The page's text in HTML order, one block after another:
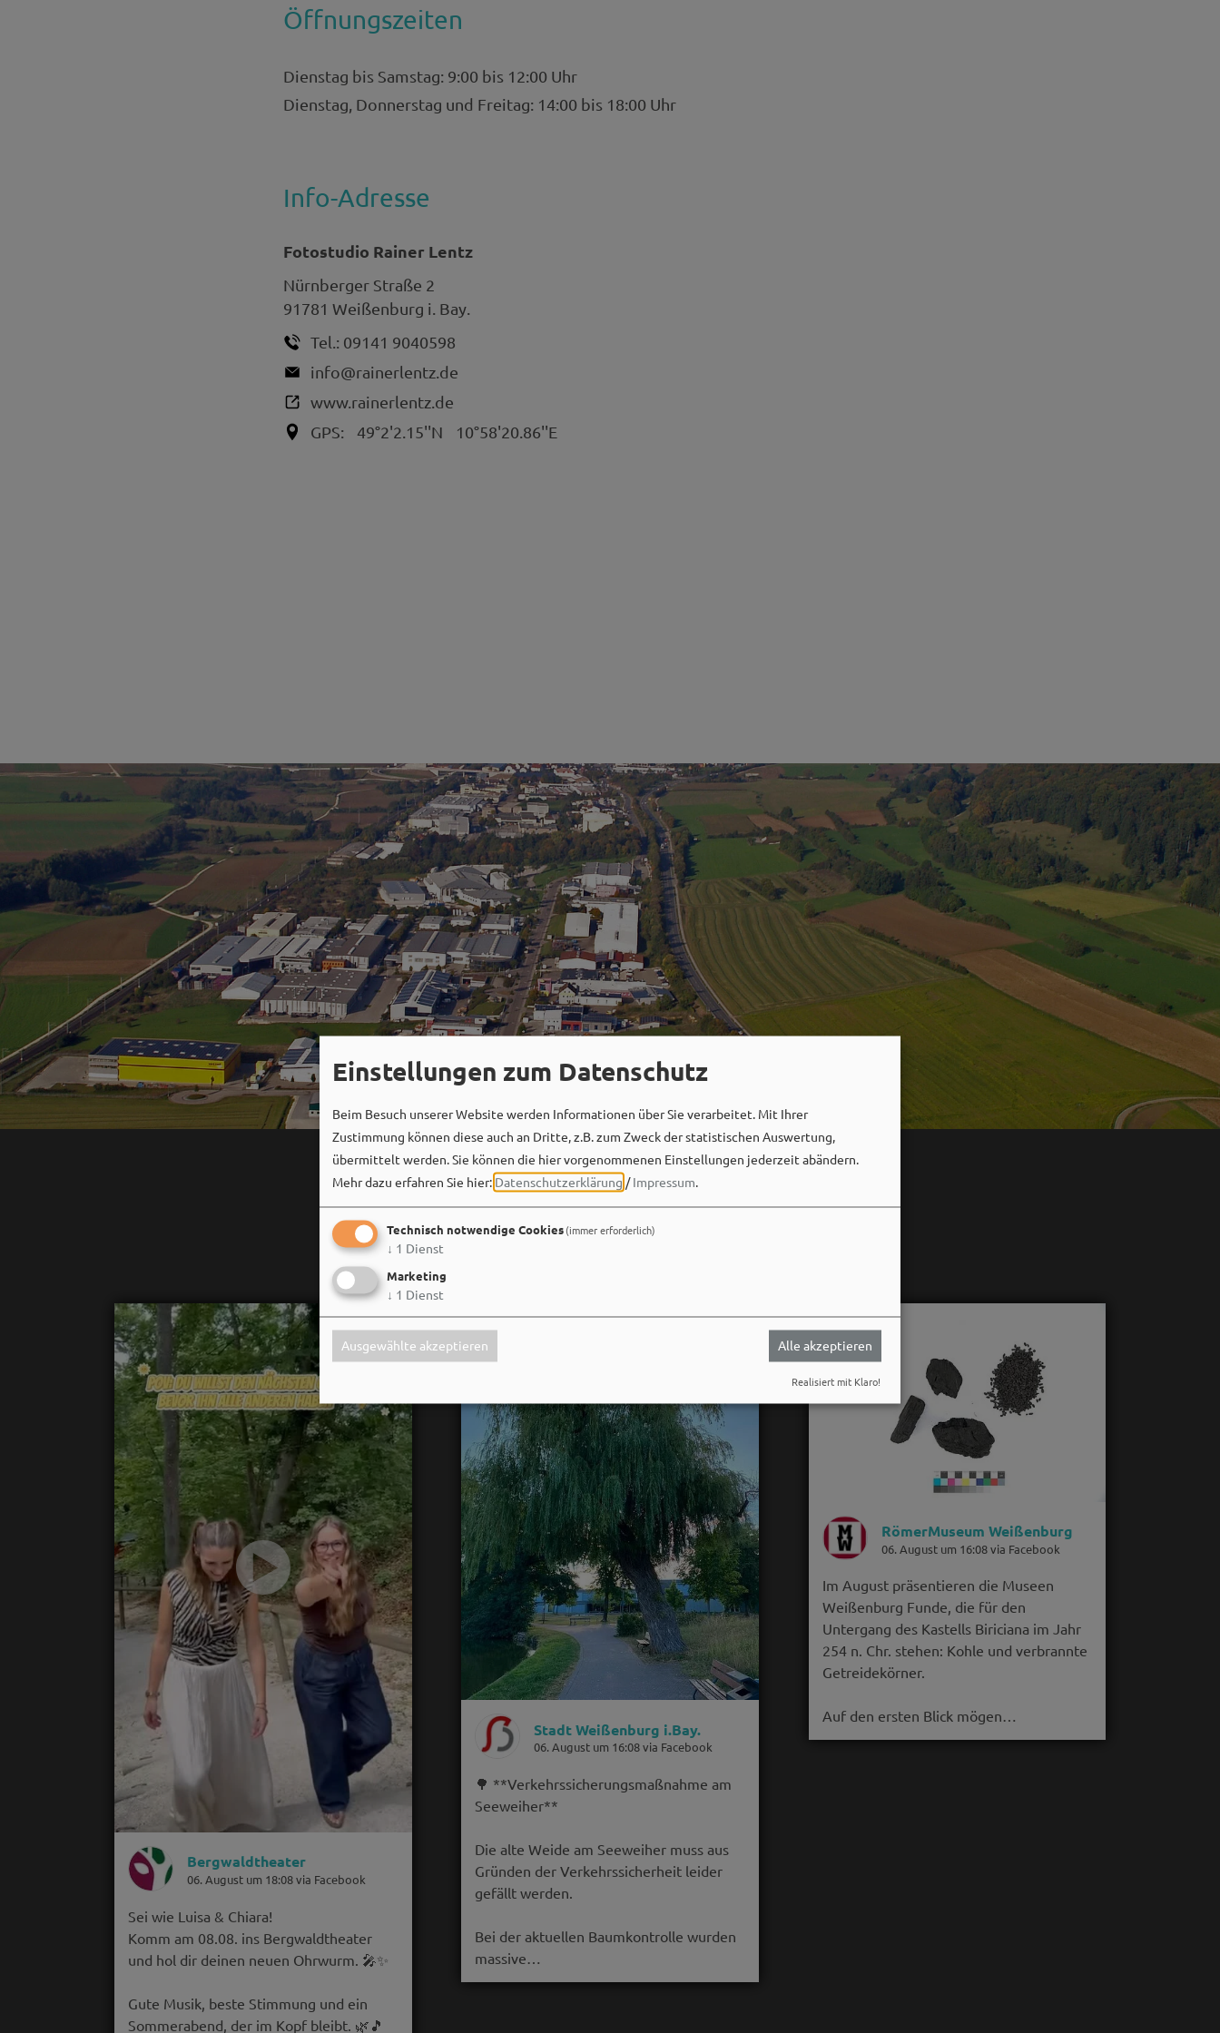
Öffnungszeiten
Dienstag bis Samstag: 9:00 bis 12:00 Uhr
Dienstag, Donnerstag und Freitag: 14:00 bis 18:00 Uhr
Info-Adresse
Fotostudio Rainer Lentz
Nürnberger Straße 2
91781 Weißenburg i. Bay.
Tel.: 09141 9040598
info@rainerlentz.de
www.rainerlentz.de
GPS:
49°2'2.15''N 10°58'20.86''E
Social Media
Bergwaldtheater
06. August um 18:08 via Facebook
Sei wie Luisa & Chiara!
Komm am 08.08. ins Bergwaldtheater
und hol dir deinen neuen Ohrwurm. 🎤✨
Gute Musik, beste Stimmung und ein
Sommerabend, der im Kopf bleibt. 🌿🎵
Stadt Weißenburg i.Bay.
06. August um 16:08 via Facebook
🌳 **Verkehrssicherungsmaßnahme am
Seeweiher**
Die alte Weide am Seeweiher muss aus
Gründen der Verkehrssicherheit leider
gefällt werden.
Bei der aktuellen Baumkontrolle wurden
massive…
RömerMuseum Weißenburg
06. August um 16:08 via Facebook
Im August präsentieren die Museen
Weißenburg Funde, die für den
Untergang des Kastells Biriciana im Jahr
254 n. Chr. stehen: Kohle und verbrannte
Getreidekörner.
Auf den ersten Blick mögen…
Einstellungen zum Datenschutz
Beim Besuch unserer Website werden Informationen über Sie verarbeitet. Mit Ihrer
Zustimmung können diese auch an Dritte, z.B. zum Zweck der statistischen Auswertung,
übermittelt werden. Sie können die hier vorgenommenen Einstellungen jederzeit abändern.
Mehr dazu erfahren Sie hier: Datenschutzerklärung /Impressum.
Technisch notwendige Cookies(immer erforderlich)
↓ 1 Dienst
Marketing
↓ 1 Dienst
Ausgewählte akzeptieren Alle akzeptieren
Realisiert mit Klaro!